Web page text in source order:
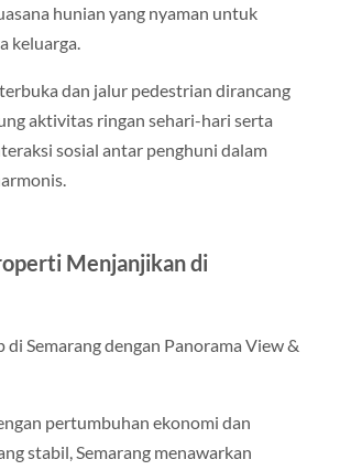
hunian yang nyaman untuk
keluarga.
dan jalur pedestrian dirancang
aktivitas ringan sehari-hari serta
sosial antar penghuni dalam
Menjanjikan di
Semarang dengan Panorama View &
pertumbuhan ekonomi dan
stabil, Semarang menawarkan